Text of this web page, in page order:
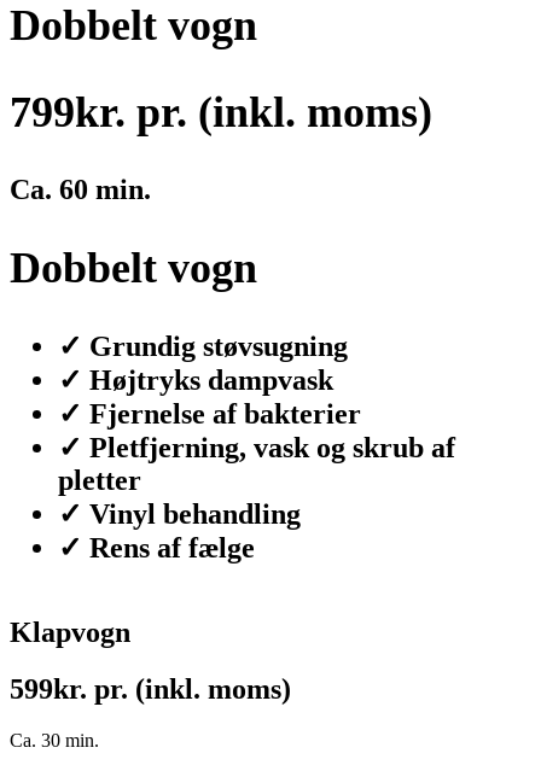
Dobbelt vogn
799kr. pr. (inkl. moms)
Ca. 60 min.
Dobbelt vogn
✓ Grundig støvsugning
✓ Højtryks dampvask
✓ Fjernelse af bakterier
✓ Pletfjerning, vask og skrub af
pletter
✓ Vinyl behandling
✓ Rens af fælge
Klapvogn
599kr. pr. (inkl. moms)
Ca. 30 min.